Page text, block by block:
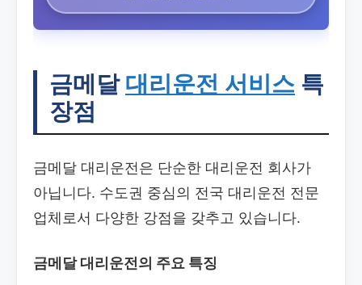
금메달 대리운전 서비스 특
장점
금메달 대리운전은 단순한 대리운전 회사가
아닙니다. 수도권 중심의 전국 대리운전 전문
업체로서 다양한 강점을 갖추고 있습니다.
금메달 대리운전의 주요 특징